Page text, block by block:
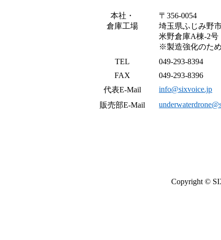
本社・
倉庫工場
〒356-0054
埼玉県ふじみ野
米野倉庫A棟-2号
※製造強化のた
TEL
049-293-8394
FAX
049-293-8396
代表E-Mail
info@sixvoice.jp
販売部E-Mail
Copyright ©